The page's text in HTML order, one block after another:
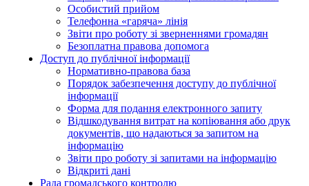
Особистий прийом
Телефонна «гаряча» лінія
Звіти про роботу зі зверненнями громадян
Безоплатна правова допомога
Доступ до публічної інформації
Нормативно-правова база
Порядок забезпечення доступу до публічної
інформації
Форма для подання електронного запиту
Відшкодування витрат на копіювання або друк
документів, що надаються за запитом на
інформацію
Звіти про роботу зі запитами на інформацію
Відкриті дані
Рада громадського контролю